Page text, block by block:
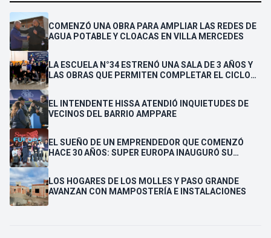
COMENZÓ UNA OBRA PARA AMPLIAR LAS REDES DE
AGUA POTABLE Y CLOACAS EN VILLA MERCEDES
LA ESCUELA N°34 ESTRENÓ UNA SALA DE 3 AÑOS Y
LAS OBRAS QUE PERMITEN COMPLETAR EL CICLO
EL INTENDENTE HISSA ATENDIÓ INQUIETUDES DE
VECINOS DEL BARRIO AMPPARE
EL SUEÑO DE UN EMPRENDEDOR QUE COMENZÓ
HACE 30 AÑOS: SUPER EUROPA INAUGURÓ SU
LOS HOGARES DE LOS MOLLES Y PASO GRANDE
AVANZAN CON MAMPOSTERÍA E INSTALACIONES